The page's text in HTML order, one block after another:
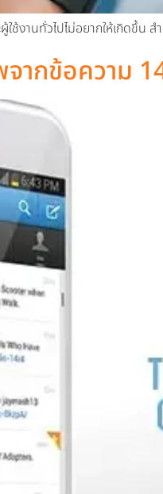
านทั่วไปไม่อยากให้เกิดขึ้น ส
ากข้อความ